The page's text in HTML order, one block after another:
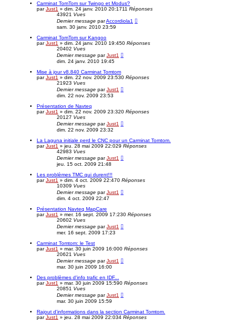
Carminat TomTom sur Twingo et Modus?
parJust1 » dim. 24 janv. 2010 20:1711 Réponses
43921 Vues
Dernier message parAccordiola1
sam. 30 janv. 2010 23:59
Carminat TomTom sur Kangoo
parJust1 » dim. 24 janv. 2010 19:450 Réponses
20402 Vues
Dernier message parJust1
dim. 24 janv. 2010 19:45
Mise à jour v8.840 Carminat Tomtom
parJust1 » dim. 22 nov. 2009 23:530 Réponses
21923 Vues
Dernier message parJust1
dim. 22 nov. 2009 23:53
Présentation de Navteq
parJust1 » dim. 22 nov. 2009 23:320 Réponses
20127 Vues
Dernier message parJust1
dim. 22 nov. 2009 23:32
La Laguna initiale perd le CNC pour un Carminat Tomtom.
parJust1 » jeu. 28 mai 2009 22:029 Réponses
42983 Vues
Dernier message parJust1
jeu. 15 oct. 2009 21:48
Les problèmes TMC qui durent!!!
parJust1 » dim. 4 oct. 2009 22:470 Réponses
10309 Vues
Dernier message parJust1
dim. 4 oct. 2009 22:47
Présentation Navteq MapCare
parJust1 » mer. 16 sept. 2009 17:230 Réponses
20602 Vues
Dernier message parJust1
mer. 16 sept. 2009 17:23
Carminat Tomtom: le Test
parJust1 » mar. 30 juin 2009 16:000 Réponses
20621 Vues
Dernier message parJust1
mar. 30 juin 2009 16:00
Des problèmes d'info trafic en IDF...
parJust1 » mar. 30 juin 2009 15:590 Réponses
20851 Vues
Dernier message parJust1
mar. 30 juin 2009 15:59
Rajout d'informations dans la section Carminat Tomtom.
parJust1 » jeu. 28 mai 2009 22:034 Réponses